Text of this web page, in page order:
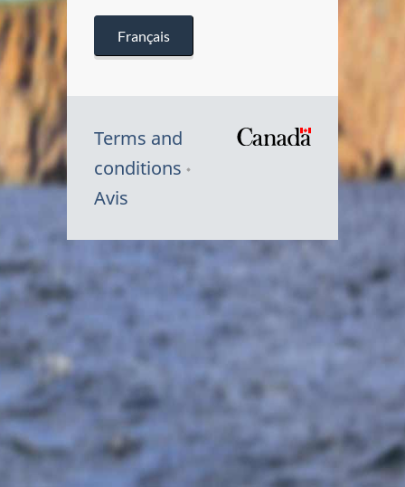
Français
Terms and
conditions
Avis
Symbole
Canada